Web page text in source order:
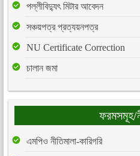
পল্লীবিদ্যুৎ মিটার আবেদন
সঞ্চয়পত্র প্রত্যয়নপত্র
NU Certificate Correction
চালান জমা
ফরমসমূহ/
এমপিও নীতিমালা-কারিগরি